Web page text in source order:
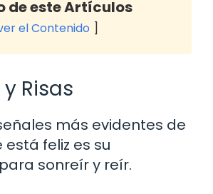
de este Artículos
el Contenido
Risas
más evidentes de
feliz es su
sonreír y reír.